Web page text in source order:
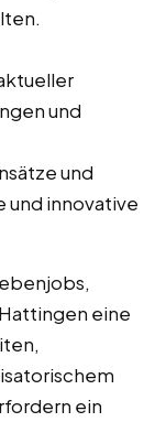
und
und
und innovative
eine
ein